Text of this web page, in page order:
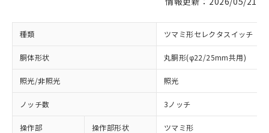
種類 ツマミ形セレクタスイッチ
胴体形状 丸胴形(φ22/25mm共用)
照光/非照光 照光
ノッチ数 3ノッチ
操作部 操作部形状 ツマミ形